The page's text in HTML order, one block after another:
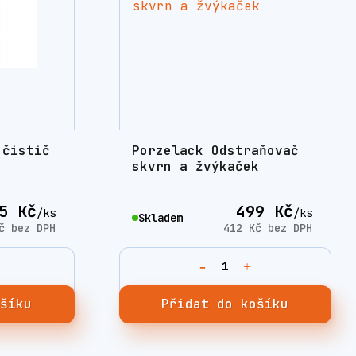
čistič
Kč/ks
bez DPH
Porzelack Odstraňovač
skvrn a žvýkaček
499 Kč/ks
412 Kč bez DPH
Skladem
Přidat do košíku